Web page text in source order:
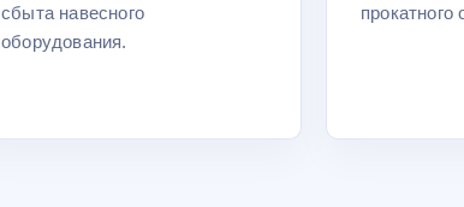
сбыта навесного
оборудования.
прокатного